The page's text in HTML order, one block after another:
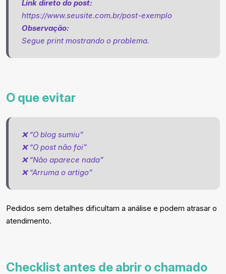
Link direto do post:
https://www.seusite.com.br/post-exemplo
Observação:
Segue print mostrando o problema.
O que evitar
❌ “O blog sumiu”
❌ “O post não foi”
❌ “Não aparece nada”
❌ “Arruma o artigo”
Pedidos sem detalhes dificultam a análise e podem atrasar o
atendimento.
Checklist antes de abrir o chamado